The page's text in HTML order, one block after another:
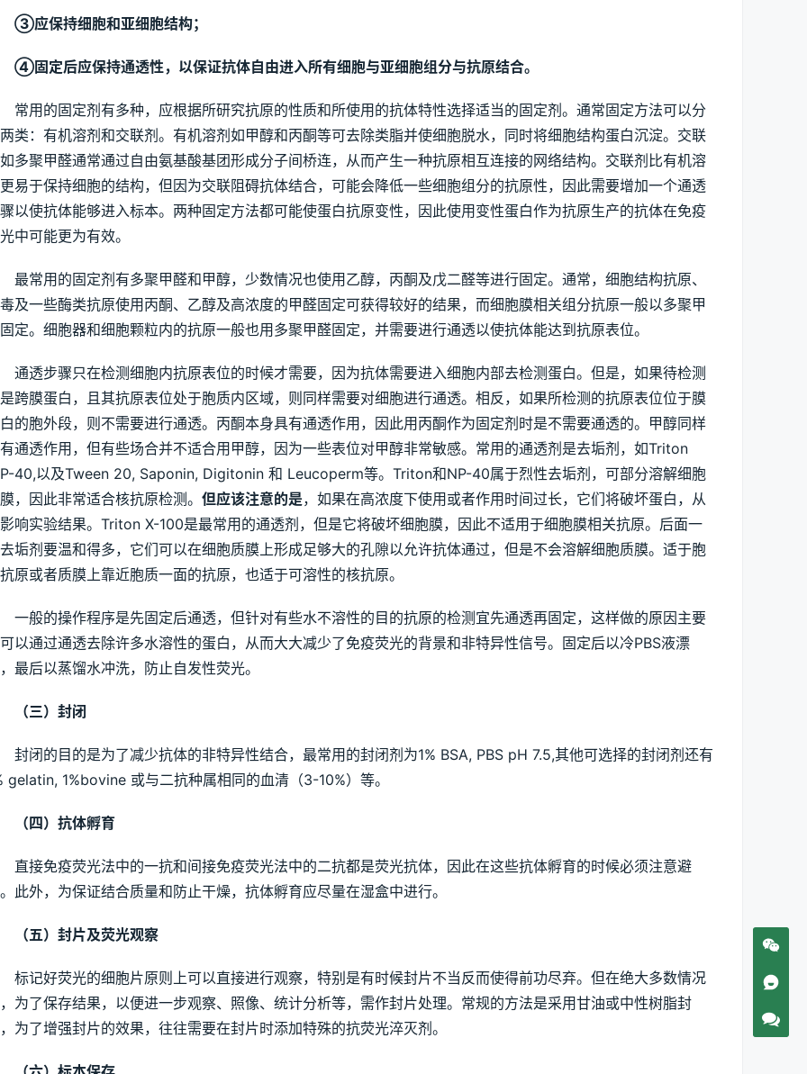
③应保持细胞和亚细胞结构；
④固定后应保持通透性，以保证抗体自由进入所有细胞与亚细胞组分与抗原结合。
常用的固定剂有多种，应根据所研究抗原的性质和所使用的抗体特性选择适当的固定剂。通常固定方法可以分
类：有机溶剂和交联剂。有机溶剂如甲醇和丙酮等可去除类脂并使细胞脱水，同时将细胞结构蛋白沉淀。交联
多聚甲醛通常通过自由氨基酸基团形成分子间桥连，从而产生一种抗原相互连接的网络结构。交联剂比有机溶
易于保持细胞的结构，但因为交联阻碍抗体结合，可能会降低一些细胞组分的抗原性，因此需要增加一个通透
以使抗体能够进入标本。两种固定方法都可能使蛋白抗原变性，因此使用变性蛋白作为抗原生产的抗体在免疫
中可能更为有效。
最常用的固定剂有多聚甲醛和甲醇，少数情况也使用乙醇，丙酮及戊二醛等进行固定。通常，细胞结构抗原、
及一些酶类抗原使用丙酮、乙醇及高浓度的甲醛固定可获得较好的结果，而细胞膜相关组分抗原一般以多聚甲
定。细胞器和细胞颗粒内的抗原一般也用多聚甲醛固定，并需要进行通透以使抗体能达到抗原表位。
通透步骤只在检测细胞内抗原表位的时候才需要，因为抗体需要进入细胞内部去检测蛋白。但是，如果待检测
跨膜蛋白，且其抗原表位处于胞质内区域，则同样需要对细胞进行通透。相反，如果所检测的抗原表位位于膜
的胞外段，则不需要进行通透。丙酮本身具有通透作用，因此用丙酮作为固定剂时是不需要通透的。甲醇同样
通透作用，但有些场合并不适合用甲醇，因为一些表位对甲醇非常敏感。常用的通透剂是去垢剂，如Triton
40,以及Tween 20, Saponin, Digitonin 和 Leucoperm等。Triton和NP-40属于烈性去垢剂，可部分溶解细胞
，因此非常适合核抗原检测。 但应该注意的是，如果在高浓度下使用或者作用时间过长，它们将破坏蛋白，从
响实验结果。Triton X-100是最常用的通透剂，但是它将破坏细胞膜，因此不适用于细胞膜相关抗原。后面一
垢剂要温和得多，它们可以在细胞质膜上形成足够大的孔隙以允许抗体通过，但是不会溶解细胞质膜。适于胞
原或者质膜上靠近胞质一面的抗原，也适于可溶性的核抗原。
一般的操作程序是先固定后通透，但针对有些水不溶性的目的抗原的检测宜先通透再固定，这样做的原因主要
以通过通透去除许多水溶性的蛋白，从而大大减少了免疫荧光的背景和非特异性信号。固定后以冷PBS液漂
最后以蒸馏水冲洗，防止自发性荧光。
（三）封闭
封闭的目的是为了减少抗体的非特异性结合，最常用的封闭剂为1% BSA, PBS pH 7.5,其他可选择的封闭剂还有
gelatin, 1%bovine 或与二抗种属相同的血清（3-10%）等。
（四）抗体孵育
直接免疫荧光法中的一抗和间接免疫荧光法中的二抗都是荧光抗体，因此在这些抗体孵育的时候必须注意避
此外，为保证结合质量和防止干燥，抗体孵育应尽量在湿盒中进行。
（五）封片及荧光观察
标记好荧光的细胞片原则上可以直接进行观察，特别是有时候封片不当反而使得前功尽弃。但在绝大多数情况
为了保存结果，以便进一步观察、照像、统计分析等，需作封片处理。常规的方法是采用甘油或中性树脂封
为了增强封片的效果，往往需要在封片时添加特殊的抗荧光淬灭剂。